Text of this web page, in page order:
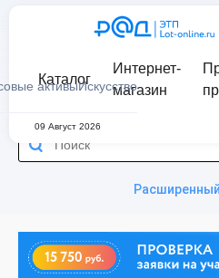
активыИскусство
Каталог
Интернет-
магазин
09 Август 2026